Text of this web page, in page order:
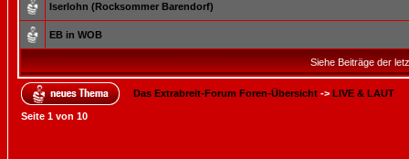
Iserlohn (Rocksommer Barendorf)
EB in WOB
Siehe Beiträge der
Das Extrabreit-Forum Foren-Übersicht -> LIVE & LAUT
Seite 1 von 10